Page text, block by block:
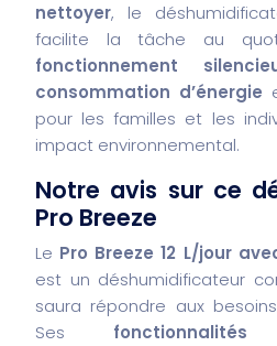
nettoyer, le
facilite la tâche au
fonctionnement
consommation d’énergie
pour les familles et les
impact environnemental.
Notre avis sur ce
Pro Breeze
Le Pro Breeze 12 L/jour
est un déshumidificateur
saura répondre aux
Ses